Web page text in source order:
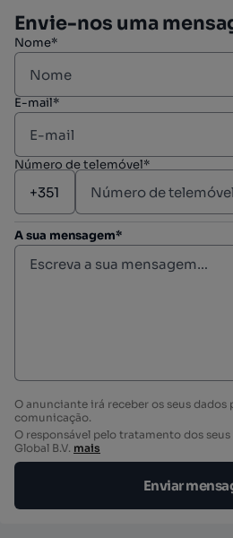
Envie-nos uma
Nome*
E-mail*
Número de telemóvel*
A sua mensagem*
O anunciante irá receber os seus dados
comunicação.
O responsável pelo tratamento dos seus
Global B.V. mais
Enviar